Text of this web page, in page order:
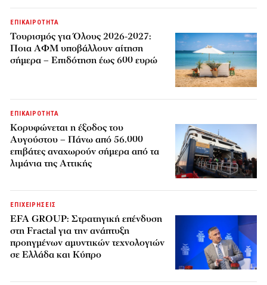
ΕΠΙΚΑΙΡΟΤΗΤΑ
Τουρισμός για Όλους 2026-2027:
Ποια ΑΦΜ υποβάλλουν αίτηση
σήμερα – Επιδότηση έως 600 ευρώ
ΕΠΙΚΑΙΡΟΤΗΤΑ
Κορυφώνεται η έξοδος του
Αυγούστου – Πάνω από 56.000
επιβάτες αναχωρούν σήμερα από τα
λιμάνια της Αττικής
ΕΠΙΧΕΙΡΗΣΕΙΣ
EFA GROUP: Στρατηγική επένδυση
στη Fractal για την ανάπτυξη
προηγμένων αμυντικών τεχνολογιών
σε Ελλάδα και Κύπρο